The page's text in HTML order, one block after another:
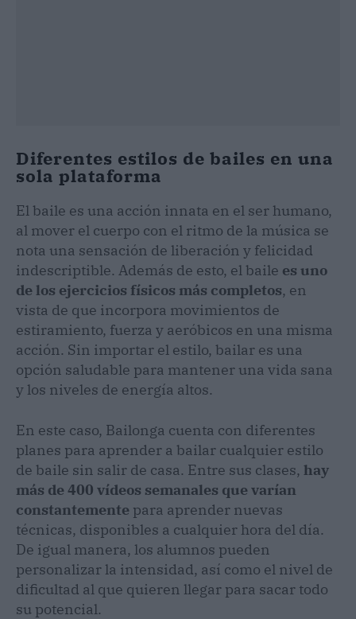
Diferentes estilos de bailes en una
sola plataforma
El baile es una acción innata en el ser humano,
al mover el cuerpo con el ritmo de la música se
nota una sensación de liberación y felicidad
indescriptible. Además de esto, el baile es uno
de los ejercicios físicos más completos, en
vista de que incorpora movimientos de
estiramiento, fuerza y aeróbicos en una misma
acción. Sin importar el estilo, bailar es una
opción saludable para mantener una vida sana
y los niveles de energía altos.
En este caso, Bailonga cuenta con diferentes
planes para aprender a bailar cualquier estilo
de baile sin salir de casa. Entre sus clases, hay
más de 400 vídeos semanales que varían
constantemente para aprender nuevas
técnicas, disponibles a cualquier hora del día.
De igual manera, los alumnos pueden
personalizar la intensidad, así como el nivel de
dificultad al que quieren llegar para sacar todo
su potencial.